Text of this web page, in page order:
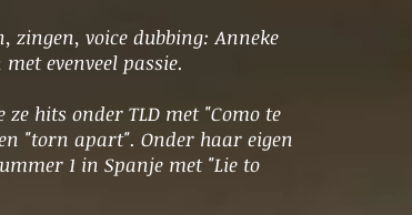
zingen, voice dubbing: Anneke
evenveel passie.
ze hits onder TLD met "Como te
"torn apart". Onder haar eigen
1 in Spanje met "Lie to